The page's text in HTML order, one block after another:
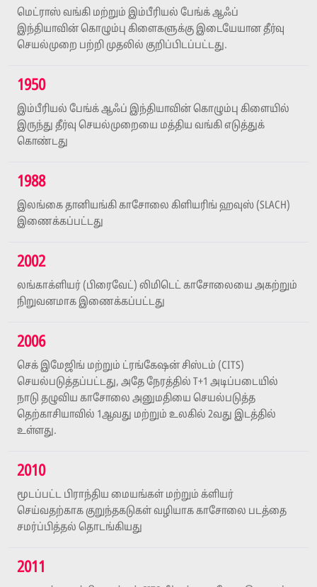
மெட்ராஸ் வங்கி மற்றும் இம்பீரியல் பேங்க் ஆஃப்
இந்தியாவின் கொழும்பு கிளைகளுக்கு இடையேயான தீர்வு
செயல்முறை பற்றி முதலில் குறிப்பிடப்பட்டது.
1950
இம்பீரியல் பேங்க் ஆஃப் இந்தியாவின் கொழும்பு கிளையில்
இருந்து தீர்வு செயல்முறையை மத்திய வங்கி எடுத்துக்
கொண்டது
1988
இலங்கை தானியங்கி காசோலை கிளியரிங் ஹவுஸ் (SLACH)
இணைக்கப்பட்டது
2002
லங்காக்ளியர் (பிரைவேட்) லிமிடெட் காசோலையை அகற்றும்
நிறுவனமாக இணைக்கப்பட்டது
2006
செக் இமேஜிங் மற்றும் ட்ரங்கேஷன் சிஸ்டம் (CITS)
செயல்படுத்தப்பட்டது, அதே நேரத்தில் T+1 அடிப்படையில்
நாடு தழுவிய காசோலை அனுமதியை செயல்படுத்த
தெற்காசியாவில் 1ஆவது மற்றும் உலகில் 2வது இடத்தில்
உள்ளது.
2010
மூடப்பட்ட பிராந்திய மையங்கள் மற்றும் க்ளியர்
செய்வதற்காக குறுந்தகடுகள் வழியாக காசோலை படத்தை
சமர்ப்பித்தல் தொடங்கியது
2011